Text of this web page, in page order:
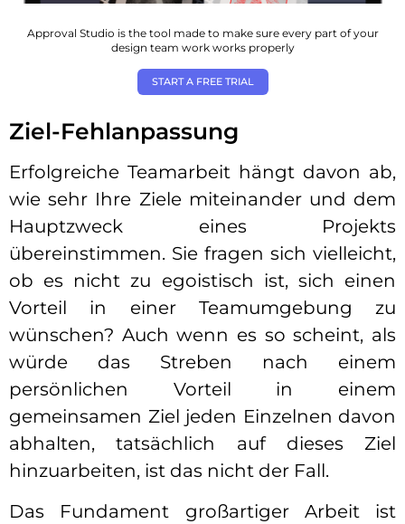
Approval Studio is the tool made to make sure every part of your
design team work works properly
START A FREE TRIAL
Ziel-Fehlanpassung
Erfolgreiche Teamarbeit hängt davon ab,
wie sehr Ihre Ziele miteinander und dem
Hauptzweck eines Projekts
übereinstimmen. Sie fragen sich vielleicht,
ob es nicht zu egoistisch ist, sich einen
Vorteil in einer Teamumgebung zu
wünschen? Auch wenn es so scheint, als
würde das Streben nach einem
persönlichen Vorteil in einem
gemeinsamen Ziel jeden Einzelnen davon
abhalten, tatsächlich auf dieses Ziel
hinzuarbeiten, ist das nicht der Fall.
Das Fundament großartiger Arbeit ist